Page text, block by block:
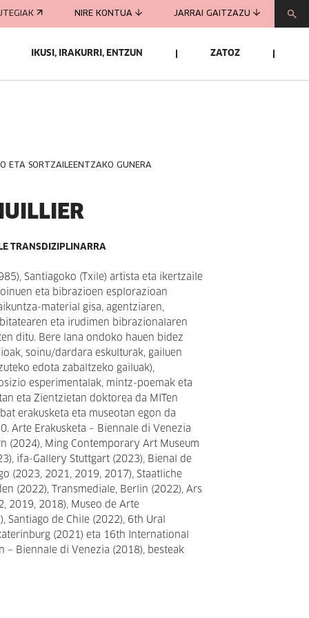
NIRE KONTUA JARRAI GAITZAZU
IKUSI, IRAKURRI, ENTZUN ZATOZ
ETA SORTZAILEENTZAKO GUNERA
TRANSDIZIPLINARRA
Santiagoko (Txile) artista eta ikertzaile
eta bibrazioen esplorazioan
material gisa, agentziaren,
eta irudimen bibrazionalaren
ditu. Bere lana ondoko hauen bidez
soinu/dardara eskulturak, gailuen
edota zabaltzeko gailuak),
esperimentalak, mintz-poemak eta
eta Zientzietan doktorea da MITen
erakusketa eta museotan egon da
Arte Erakusketa – Biennale di Venezia
(2024), Ming Contemporary Art Museum
ifa-Gallery Stuttgart (2023), Bienal de
(2023, 2021, 2019, 2017), Staatliche
(2022), Transmediale, Berlin (2022), Ars
2019, 2018), Museo de Arte
Santiago de Chile (2022), 6th Ural
(2021) eta 16th International
– Biennale di Venezia (2018), besteak